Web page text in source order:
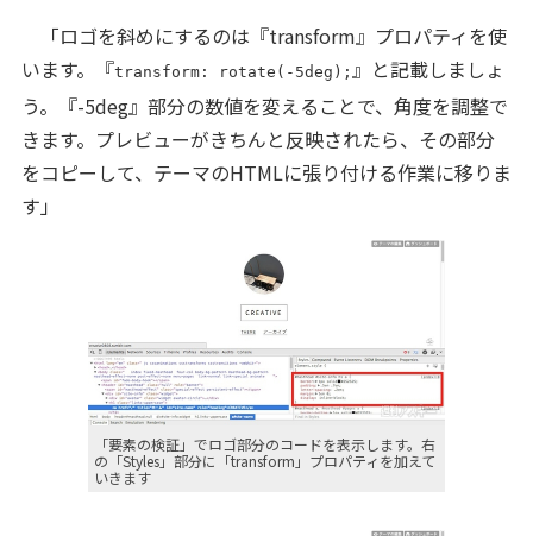
「ロゴを斜めにするのは『transform』プロパティを使
います。『transform: rotate(-5deg); 』と記載しましょ
う。『-5deg』部分の数値を変えることで、角度を調整で
きます。プレビューがきちんと反映されたら、その部分
をコピーして、テーマのHTMLに張り付ける作業に移りま
す」
「要素の検証」でロゴ部分のコードを表示します。右
の「Styles」部分に「transform」プロパティを加えて
いきます